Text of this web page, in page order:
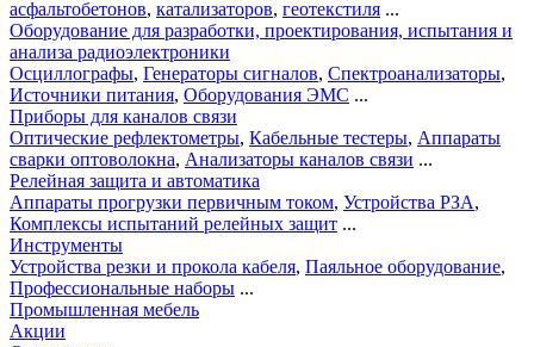
асфальтобетонов, катализаторов, геотекстиля ...
Оборудование для разработки, проектирования, испытания и
анализа радиоэлектроники
Осциллографы, Генераторы сигналов, Спектроанализаторы,
Источники питания, Оборудования ЭМС ...
Приборы для каналов связи
Оптические рефлектометры, Кабельные тестеры, Аппараты
сварки оптоволокна, Анализаторы каналов связи ...
Релейная защита и автоматика
Аппараты прогрузки первичным током, Устройства РЗА,
Комплексы испытаний релейных защит ...
Инструменты
Устройства резки и прокола кабеля, Паяльное оборудование,
Профессиональные наборы ...
Промышленная мебель
Акции